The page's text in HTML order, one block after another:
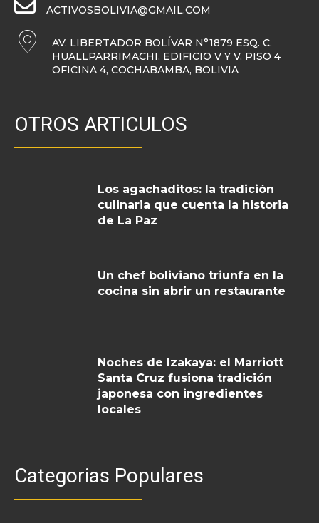
ACTIVOSBOLIVIA@GMAIL.COM
AV. LIBERTADOR BOLÍVAR N°1879 ESQ. C.
HUALLPARRIMACHI, EDIFICIO V Y V, PISO 4
OFICINA 4, COCHABAMBA, BOLIVIA
OTROS ARTICULOS
Los agachaditos: la tradición
culinaria que cuenta la historia
de La Paz
Un chef boliviano triunfa en la
cocina sin abrir un restaurante
Noches de Izakaya: el Marriott
Santa Cruz fusiona tradición
japonesa con ingredientes
locales
Categorias Populares